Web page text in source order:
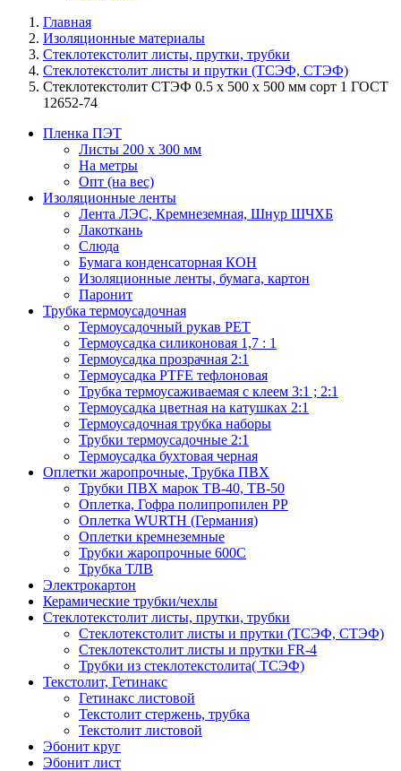
Главная
Изоляционные материалы
Cтеклотекстолит листы, прутки, трубки
Стеклотекстолит листы и прутки (ТСЭФ, СТЭФ)
Стеклотекстолит СТЭФ 0.5 х 500 х 500 мм сорт 1 ГОСТ
12652-74
Пленка ПЭТ
Листы 200 х 300 мм
На метры
Опт (на вес)
Изоляционные ленты
Лента ЛЭС, Кремнеземная, Шнур ШЧХБ
Лакоткань
Слюда
Бумага конденсаторная КОН
Изоляционные ленты, бумага, картон
Паронит
Трубка термоусадочная
Термоусадочный рукав PET
Термоусадка силиконовая 1,7 : 1
Термоусадка прозрачная 2:1
Термоусадка PTFE тефлоновая
Трубка термоусаживаемая с клеем 3:1 ; 2:1
Термоусадка цветная на катушках 2:1
Термоусадочная трубка наборы
Трубки термоусадочные 2:1
Термоусадка бухтовая черная
Оплетки жаропрочные, Трубка ПВХ
Трубки ПВХ марок ТВ-40, ТВ-50
Оплетка, Гофра полипропилен PP
Оплетка WURTH (Германия)
Оплетки кремнеземные
Трубки жаропрочные 600С
Трубка ТЛВ
Электрокартон
Керамические трубки/чехлы
Cтеклотекстолит листы, прутки, трубки
Стеклотекстолит листы и прутки (ТСЭФ, СТЭФ)
Стеклотекстолит листы и прутки FR-4
Трубки из стеклотекстолита( ТСЭФ)
Текстолит, Гетинакс
Гетинакс листовой
Текстолит стержень, трубка
Текстолит листовой
Эбонит круг
Эбонит лист